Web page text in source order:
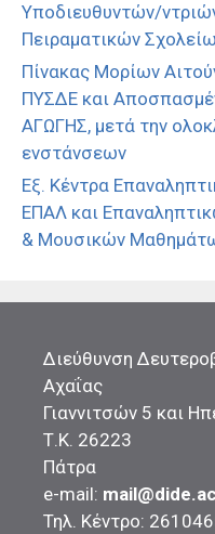
Υποδιευθυντών/
Πειραματικών
Πίνακας Μορίων
ΠΥΣΔΕ και
ΑΓΩΓΗΣ, μετά την
ενστάνσεων
Εξ. Κέντρα
ΕΠΑΛ και
& Μουσικών
Διεύθυνση
Αχαΐας
Γιαννιτσών 5 και
Τ.Κ. 26223
Πάτρα
e-mail:
Τηλ. Κέντρο: